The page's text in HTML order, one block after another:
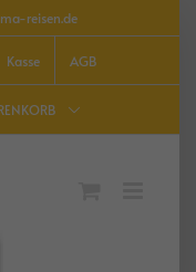
reisen.de
Kasse AGB